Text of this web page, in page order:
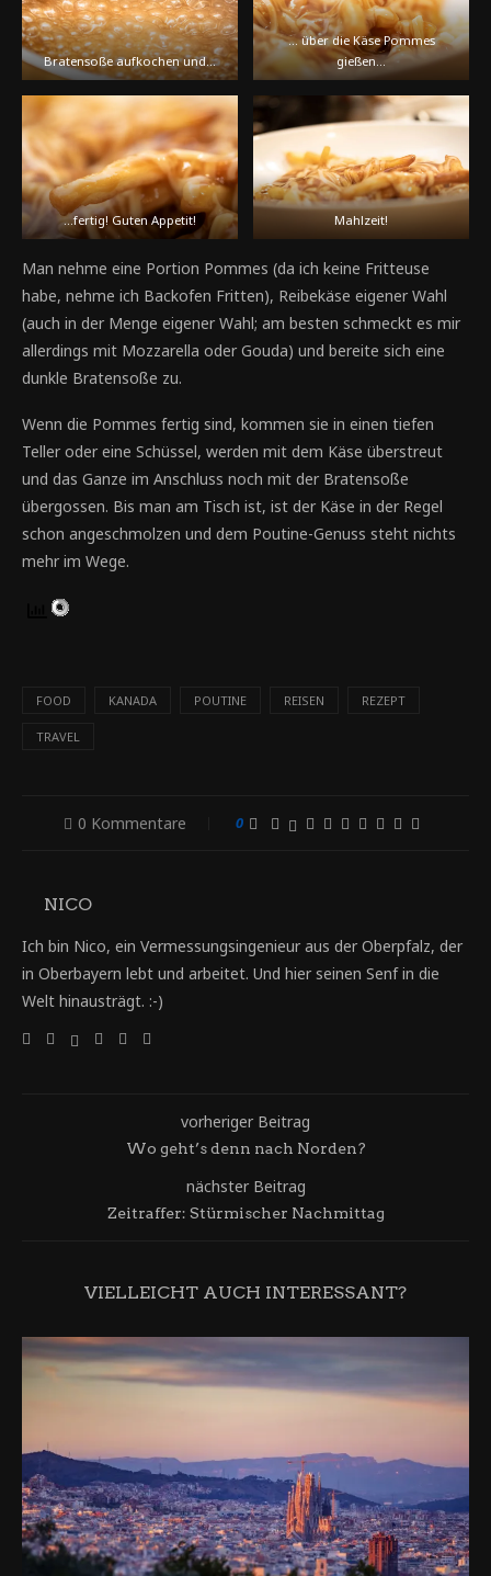
Bratensoße aufkochen und…
… über die Käse Pommes
gießen…
…fertig! Guten Appetit! Mahlzeit!
Man nehme eine Portion Pommes (da ich keine Fritteuse
habe, nehme ich Backofen Fritten), Reibekäse eigener Wahl
(auch in der Menge eigener Wahl; am besten schmeckt es mir
allerdings mit Mozzarella oder Gouda) und bereite sich eine
dunkle Bratensoße zu.
Wenn die Pommes fertig sind, kommen sie in einen tiefen
Teller oder eine Schüssel, werden mit dem Käse überstreut
und das Ganze im Anschluss noch mit der Bratensoße
übergossen. Bis man am Tisch ist, ist der Käse in der Regel
schon angeschmolzen und dem Poutine-Genuss steht nichts
mehr im Wege.
FOOD KANADA POUTINE REISEN REZEPT
TRAVEL
0 Kommentare 0
NICO
Ich bin Nico, ein Vermessungsingenieur aus der Oberpfalz, der
in Oberbayern lebt und arbeitet. Und hier seinen Senf in die
Welt hinausträgt. :-)
vorheriger Beitrag
Wo geht’s denn nach Norden?
nächster Beitrag
Zeitraffer: Stürmischer Nachmittag
VIELLEICHT AUCH INTERESSANT?